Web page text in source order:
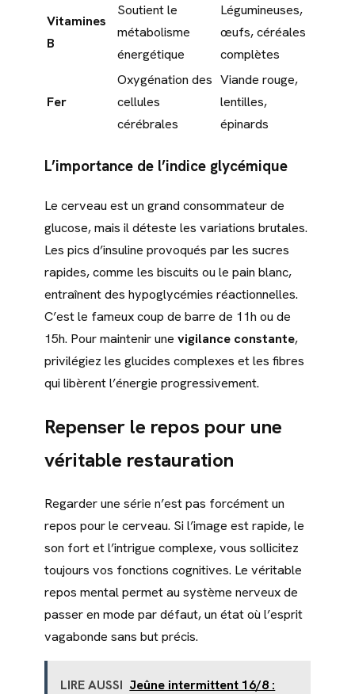
Vitamines
B
Soutient le
métabolisme
énergétique
Légumineuses,
œufs, céréales
complètes
Fer
Oxygénation des
cellules
cérébrales
Viande rouge,
lentilles,
épinards
L’importance de l’indice glycémique
Le cerveau est un grand consommateur de
glucose, mais il déteste les variations brutales.
Les pics d’insuline provoqués par les sucres
rapides, comme les biscuits ou le pain blanc,
entraînent des hypoglycémies réactionnelles.
C’est le fameux coup de barre de 11h ou de
15h. Pour maintenir une vigilance constante,
privilégiez les glucides complexes et les fibres
qui libèrent l’énergie progressivement.
Repenser le repos pour une
véritable restauration
Regarder une série n’est pas forcément un
repos pour le cerveau. Si l’image est rapide, le
son fort et l’intrigue complexe, vous sollicitez
toujours vos fonctions cognitives. Le véritable
repos mental permet au système nerveux de
passer en mode par défaut, un état où l’esprit
vagabonde sans but précis.
LIRE AUSSI Jeûne intermittent 16/8 :